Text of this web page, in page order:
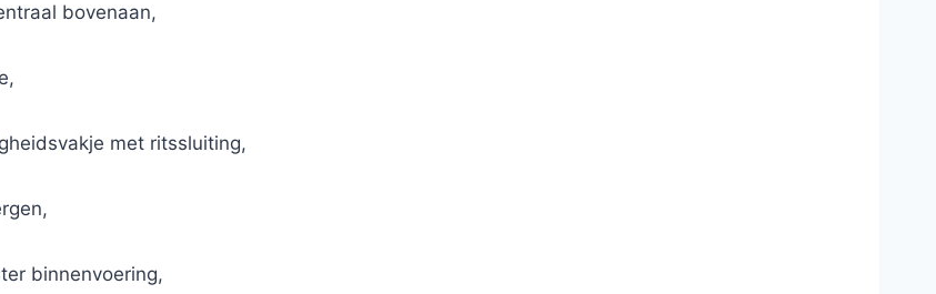
bovenaan,
met ritssluiting,
binnenvoering,